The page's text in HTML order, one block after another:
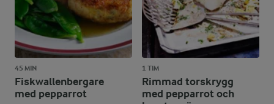
45 MIN
Fiskwallenbergare
med pepparrot
1 TIM
Rimmad torskrygg
med pepparrot och